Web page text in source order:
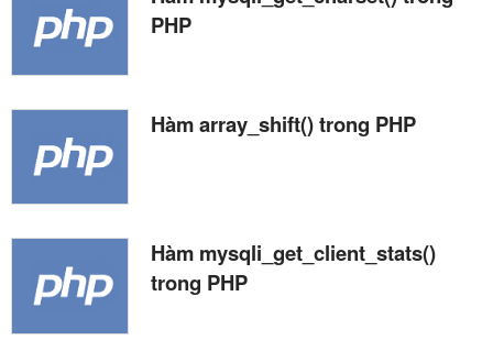
PHP
Hàm array_shift() trong PHP
Hàm mysqli_get_client_stats()
trong PHP